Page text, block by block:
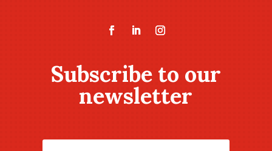
Subscribe to our
newsletter